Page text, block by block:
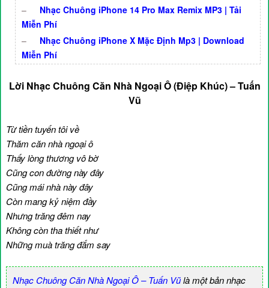
–
Nhạc Chuông iPhone 14 Pro Max Remix MP3 | Tải
Miễn Phí
–
Nhạc Chuông iPhone X Mặc Định Mp3 | Download
Miễn Phí
Lời Nhạc Chuông Căn Nhà Ngoại Ô (Điệp Khúc) – Tuấn
Vũ
Từ tiền tuyến tôi về
Thăm căn nhà ngoại ô
Thấy lòng thương vô bờ
Cũng con đường này đây
Cũng mái nhà này đây
Còn mang kỷ niệm đầy
Nhưng trăng đêm nay
Không còn tha thiết như
Những muà trăng đắm say
Nhạc Chuông Căn Nhà Ngoại Ô – Tuấn Vũlà một bản nhạc